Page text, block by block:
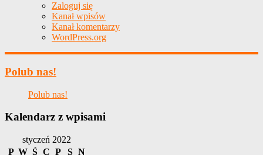
Zaloguj się
Kanał wpisów
Kanał komentarzy
WordPress.org
Polub nas!
Polub nas!
Kalendarz z wpisami
styczeń 2022
P W Ś C P S N